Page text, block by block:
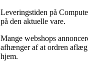
Leveringstiden på
på den aktuelle vare.
Mange webshops
afhænger af at ordren
hjem.